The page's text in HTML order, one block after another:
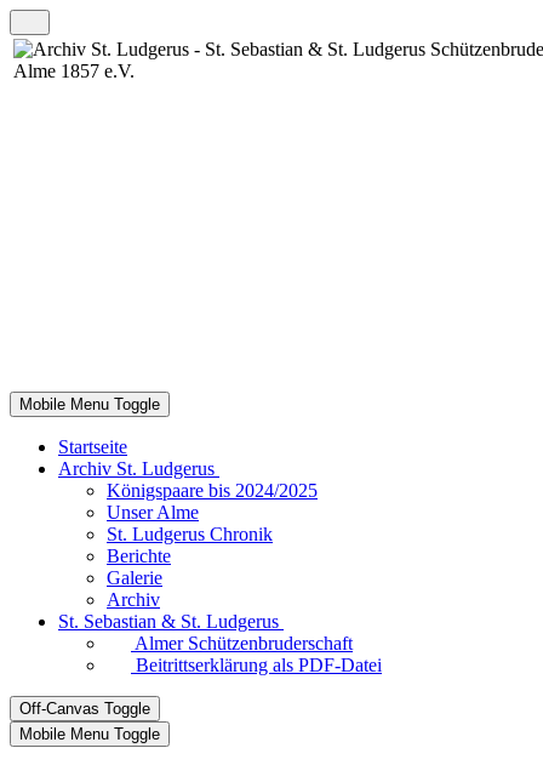
Mobile Menu Toggle
Startseite
Archiv St. Ludgerus
Königspaare bis 2024/2025
Unser Alme
St. Ludgerus Chronik
Berichte
Galerie
Archiv
St. Sebastian & St. Ludgerus
Almer Schützenbruderschaft
Beitrittserklärung als PDF-Datei
Off-Canvas Toggle
Mobile Menu Toggle